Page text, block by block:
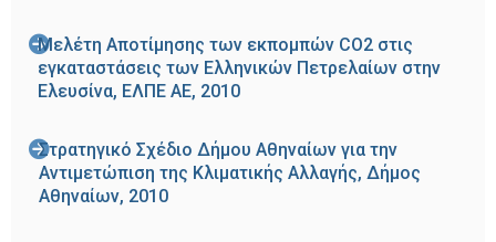
Μελέτη Αποτίμησης των εκπομπών CO2 στις
εγκαταστάσεις των Ελληνικών Πετρελαίων στην
Ελευσίνα, ΕΛΠΕ ΑΕ, 2010
Στρατηγικό Σχέδιο Δήμου Αθηναίων για την
Αντιμετώπιση της Κλιματικής Αλλαγής, Δήμος
Αθηναίων, 2010